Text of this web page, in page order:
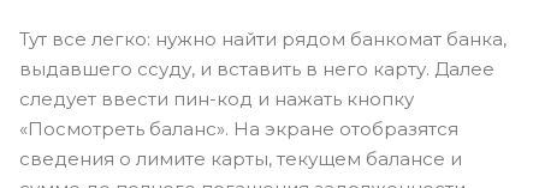
Тут все легко: нужно найти рядом банкомат банка,
выдавшего ссуду, и вставить в него карту. Далее
следует ввести пин-код и нажать кнопку
«Посмотреть баланс». На экране отобразятся
сведения о лимите карты, текущем балансе и